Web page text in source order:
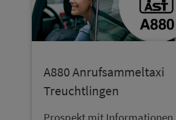
A880 An­ruf­sam­mel­taxi
Treucht­lingen